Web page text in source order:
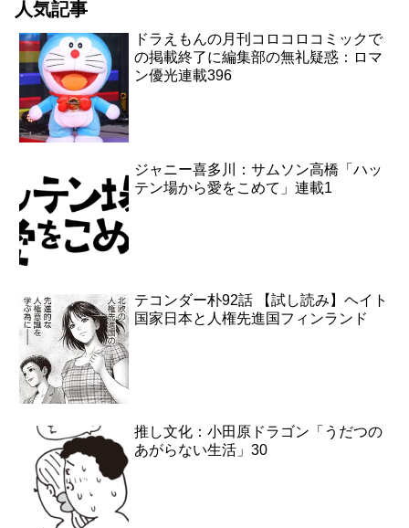
人気記事
ドラえもんの月刊コロコロコミックで
の掲載終了に編集部の無礼疑惑：ロマ
ン優光連載396
ジャニー喜多川：サムソン高橋「ハッ
テン場から愛をこめて」連載1
テコンダー朴92話 【試し読み】ヘイト
国家日本と人権先進国フィンランド
推し文化：小田原ドラゴン「うだつの
あがらない生活」30